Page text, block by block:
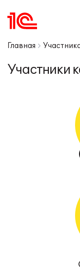
Главная
Участники